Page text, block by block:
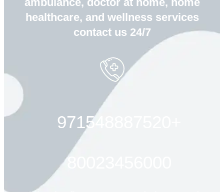
healthcare, and wellness services
contact us 24/7
80023456000